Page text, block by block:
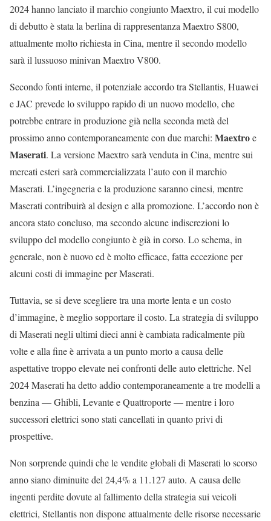
2024 hanno lanciato il marchio congiunto Maextro, il cui modello
di debutto è stata la berlina di rappresentanza Maextro S800,
attualmente molto richiesta in Cina, mentre il secondo modello
sarà il lussuoso minivan Maextro V800.
Secondo fonti interne, il potenziale accordo tra Stellantis, Huawei
e JAC prevede lo sviluppo rapido di un nuovo modello, che
potrebbe entrare in produzione già nella seconda metà del
prossimo anno contemporaneamente con due marchi: Maextroe
Maserati. La versione Maextro sarà venduta in Cina, mentre sui
mercati esteri sarà commercializzata l’auto con il marchio
Maserati. L’ingegneria e la produzione saranno cinesi, mentre
Maserati contribuirà al design e alla promozione. L’accordo non è
ancora stato concluso, ma secondo alcune indiscrezioni lo
sviluppo del modello congiunto è già in corso. Lo schema, in
generale, non è nuovo ed è molto efficace, fatta eccezione per
alcuni costi di immagine per Maserati.
Tuttavia, se si deve scegliere tra una morte lenta e un costo
d’immagine, è meglio sopportare il costo. La strategia di sviluppo
di Maserati negli ultimi dieci anni è cambiata radicalmente più
volte e alla fine è arrivata a un punto morto a causa delle
aspettative troppo elevate nei confronti delle auto elettriche. Nel
2024 Maserati ha detto addio contemporaneamente a tre modelli a
benzina — Ghibli, Levante e Quattroporte — mentre i loro
successori elettrici sono stati cancellati in quanto privi di
prospettive.
Non sorprende quindi che le vendite globali di Maserati lo scorso
anno siano diminuite del 24,4% a 11.127 auto. A causa delle
ingenti perdite dovute al fallimento della strategia sui veicoli
elettrici, Stellantis non dispone attualmente delle risorse necessarie